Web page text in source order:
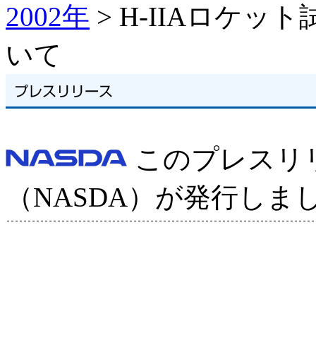
2002年 > H-IIAロケット
いて
このプレスリ
（NASDA）が発行しま